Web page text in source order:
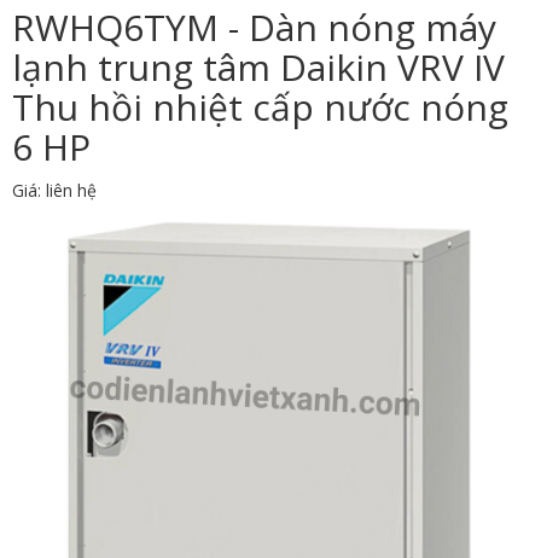
RWHQ6TYM - Dàn nóng máy
lạnh trung tâm Daikin VRV IV
Thu hồi nhiệt cấp nước nóng
6 HP
Giá: liên hệ